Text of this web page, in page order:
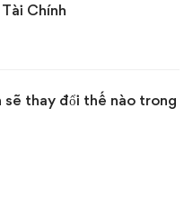
Chính
sẽ thay đổi thế nào trong